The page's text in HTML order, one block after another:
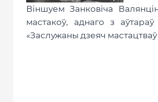
Віншуем Занковіча
мастакоў, аднаго з
«Заслужаны дзеяч